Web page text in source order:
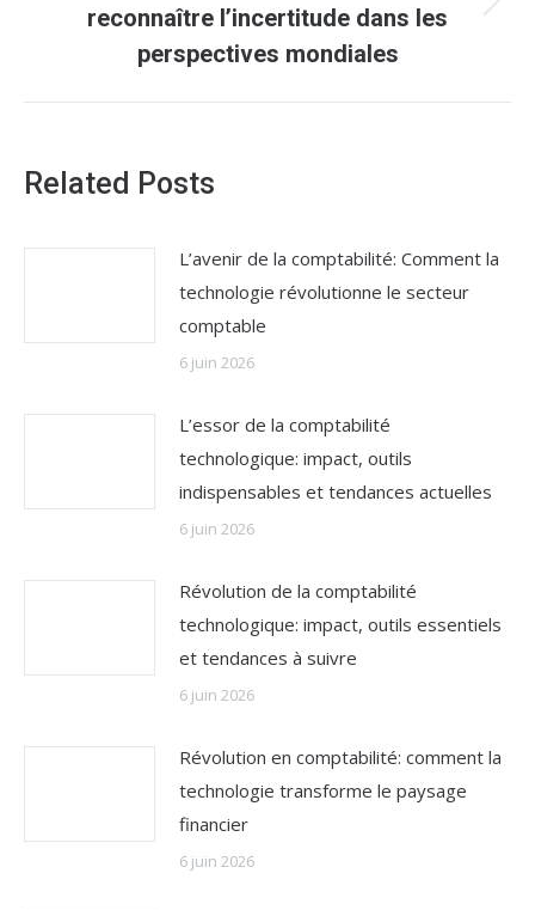
Article
suivant
reconnaître l’incertitude dans les
perspectives mondiales
Related Posts
L’avenir de la comptabilité: Comment la
technologie révolutionne le secteur
comptable
6 juin 2026
L’essor de la comptabilité
technologique: impact, outils
indispensables et tendances actuelles
6 juin 2026
Révolution de la comptabilité
technologique: impact, outils essentiels
et tendances à suivre
6 juin 2026
Révolution en comptabilité: comment la
technologie transforme le paysage
financier
6 juin 2026